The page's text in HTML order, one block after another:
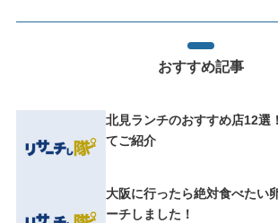
おすすめ記事
北見ランチのおすすめ店12選
てご紹介
大阪に行ったら絶対食べたい
ーチしました！